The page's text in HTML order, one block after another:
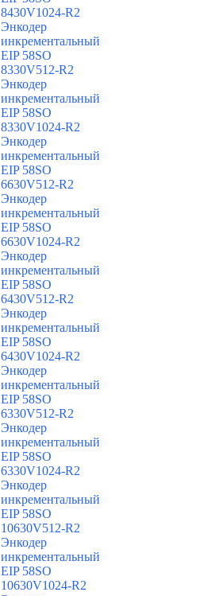
8430V1024-R2
Энкодер
инкрементальный
EIP 58SO
8330V512-R2
Энкодер
инкрементальный
EIP 58SO
8330V1024-R2
Энкодер
инкрементальный
EIP 58SO
6630V512-R2
Энкодер
инкрементальный
EIP 58SO
6630V1024-R2
Энкодер
инкрементальный
EIP 58SO
6430V512-R2
Энкодер
инкрементальный
EIP 58SO
6430V1024-R2
Энкодер
инкрементальный
EIP 58SO
6330V512-R2
Энкодер
инкрементальный
EIP 58SO
6330V1024-R2
Энкодер
инкрементальный
EIP 58SO
10630V512-R2
Энкодер
инкрементальный
EIP 58SO
10630V1024-R2